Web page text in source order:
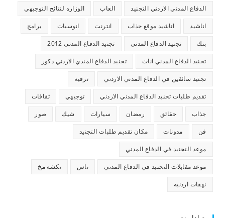
الدفاع المدني الاردني التجنيد العاب الوزاره لنتائج التوجيهي
اناشيد اناشيد موقع جذاب انترنت انوسيات برامج
بنك تجنيد الدفاع المدني تجنيد الدفاع المدني 2012
تجنيد الدفاع المدني اناث تجنيد الدفاع المندي الاردني ذكور
تجنيد سائقين في الدفاع المدني الاردني ترفيه
تقديم طلبات تجنيد الدفاع المدني الاردني توجيهي ثقافات
جذاب حقائق رمضان سيارات شيك صور
فن مدونات مكان تقديم طلبات التجنيد
موعد التجنيد في الدفاع المدني
موعد مقابلات التجنيد في الدفاع المدني ناس نكشة مخ
نهفات اردنيه